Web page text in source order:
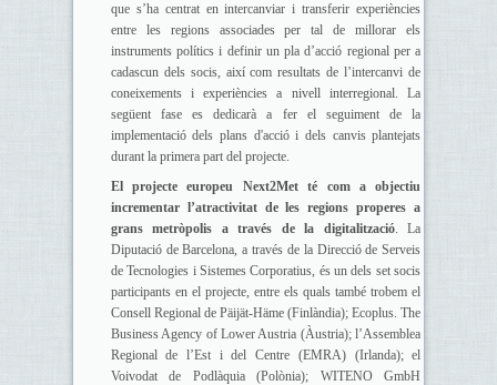
que s’ha centrat en intercanviar i transferir experiències
entre les regions associades per tal de millorar els
instruments polítics i definir un pla d’acció regional per a
cadascun dels socis, així com resultats de l’intercanvi de
coneixements i experiències a nivell interregional. La
següent fase es dedicarà a fer el seguiment de la
implementació dels plans d'acció i dels canvis plantejats
durant la primera part del projecte.
El projecte europeu Next2Met té com a objectiu
incrementar l’atractivitat de les regions properes a
grans metròpolis a través de la digitalització. La
Diputació de Barcelona, a través de la Direcció de Serveis
de Tecnologies i Sistemes Corporatius, és un dels set socis
participants en el projecte, entre els quals també trobem el
Consell Regional de Päijät-Häme (Finlàndia); Ecoplus. The
Business Agency of Lower Austria (Àustria); l’Assemblea
Regional de l’Est i del Centre (EMRA) (Irlanda); el
Voivodat de Podlàquia (Polònia); WITENO GmbH